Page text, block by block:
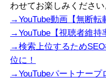
わせてお楽しみください
→YouTube動画【無断転
→YouTube【視聴者維
→検索上位するため
位に！
→YouTubeパートナープ